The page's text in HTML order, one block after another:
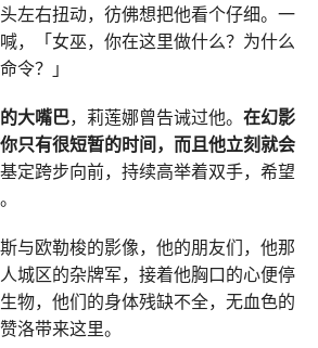
左右扭动，彷佛想把他看个仔细。一
，「女巫，你在这里做什么？为什么
令？」
大嘴巴，莉莲娜曾告诫过他。在幻影
只有很短暂的时间，而且他立刻就会
基定跨步向前，持续高举着双手，希望
与欧勒梭的影像，他的朋友们，他那
城区的杂牌军，接着他胸口的心便停
物，他们的身体残缺不全，无血色的
洛带来这里。